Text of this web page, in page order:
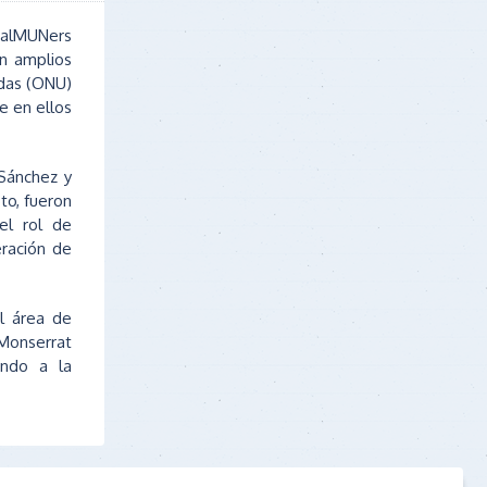
amplios
(ONU)
en ellos
y
fueron
rol de
de
área de
a la